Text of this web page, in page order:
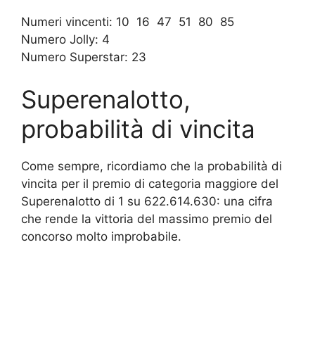
Numeri vincenti: 10 16 47 51 80 85
Numero Jolly: 4
Numero Superstar: 23
Superenalotto,
probabilità di vincita
Come sempre, ricordiamo che la probabilità di
vincita per il premio di categoria maggiore del
Superenalotto di 1 su 622.614.630: una cifra
che rende la vittoria del massimo premio del
concorso molto improbabile.